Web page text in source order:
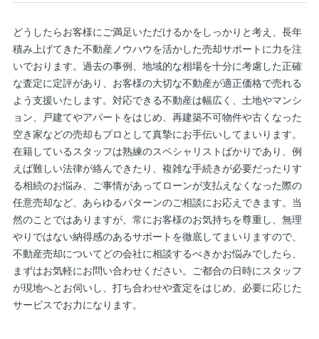
どうしたらお客様にご満足いただけるかをしっかりと考え、長年
積み上げてきた不動産ノウハウを活かした売却サポートに力を注
いでおります。過去の事例、地域的な相場を十分に考慮した正確
な査定に定評があり、お客様の大切な不動産が適正価格で売れる
よう支援いたします。対応できる不動産は幅広く、土地やマンシ
ョン、戸建てやアパートをはじめ、再建築不可物件や古くなった
空き家などの売却もプロとして真摯にお手伝いしてまいります。
在籍しているスタッフは熟練のスペシャリストばかりであり、例
えば難しい法律が絡んできたり、複雑な手続きが必要だったりす
る相続のお悩み、ご事情があってローンが支払えなくなった際の
任意売却など、あらゆるパターンのご相談にお応えできます。当
然のことではありますが、常にお客様のお気持ちを尊重し、無理
やりではない納得感のあるサポートを徹底してまいりますので、
不動産売却についてどの会社に相談するべきかお悩みでしたら、
まずはお気軽にお問い合わせください。ご都合の日時にスタッフ
が現地へとお伺いし、打ち合わせや査定をはじめ、必要に応じた
サービスでお力になります。